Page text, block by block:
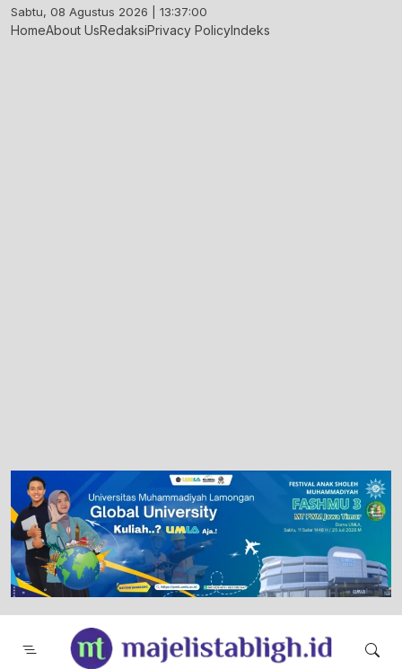
Skip
to
Sabtu, 08 Agustus 2026 | 13:37:00
HomeAbout UsRedaksiPrivacy PolicyIndeks